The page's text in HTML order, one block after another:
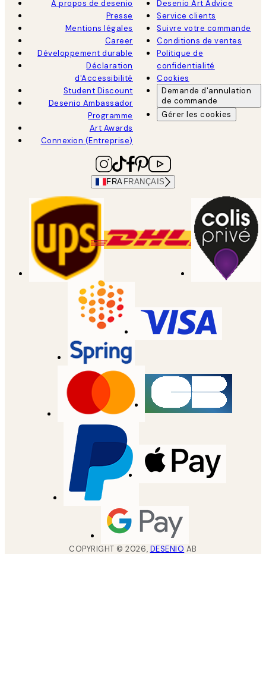
À propos de desenio
Presse
Mentions légales
Career
Développement durable
Déclaration
d'Accessibilité
Student Discount
Desenio Ambassador
Programme
Art Awards
Connexion (Entreprise)
Desenio Art Advice
Service clients
Suivre votre commande
Conditions de ventes
Politique de
confidentialité
Cookies
Demande d'annulation
de commande
Gérer les cookies
FRA FRANÇAIS
COPYRIGHT ©2026, DESENIO AB